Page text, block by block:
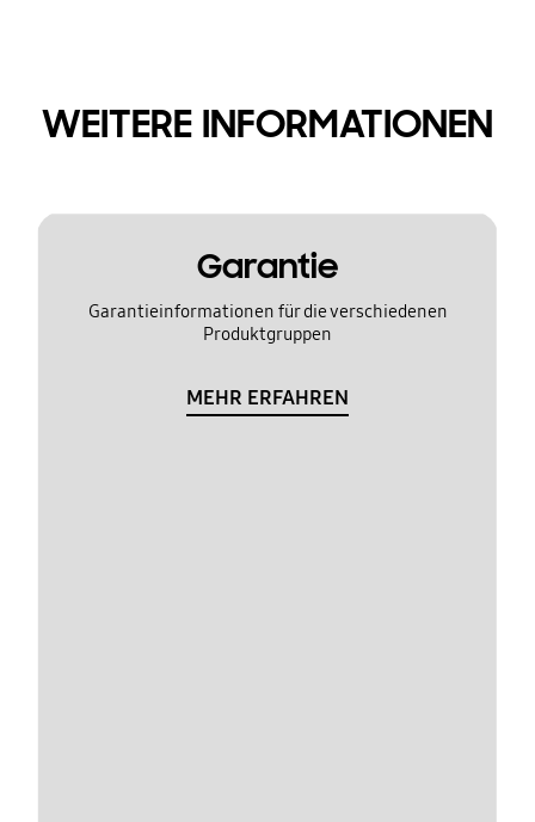
WEITERE INFORMATIONEN
Garantie
Garantieinformationen für die verschiedenen
Produktgruppen
MEHR ERFAHREN